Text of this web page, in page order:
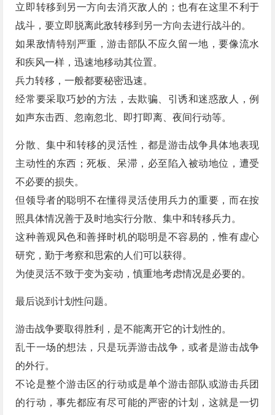
立即转移到另一方向去消灭敌人的；也有在这里不利于
战斗，要立即脱离此敌转移到另一方向去进行战斗的。
如果敌情特别严重，游击部队不应久留一地，要像流水
和疾风一样，迅速地移动其位置。
兵力转移，一般都要秘密迅速。
经常要采取巧妙的方法，去欺骗、引诱和迷惑敌人，例
如声东击西、忽南忽北、即打即离、夜间行动等。
分散、集中和转移的灵活性，都是游击战争具体地表现
主动性的东西；死板、呆滞，必至陷入被动地位，遭受
不必要的损失。
但领导者的聪明不在懂得灵活使用兵力的重要，而在按
照具体情况善于及时地实行分散、集中和转移兵力。
这种善观风色和善择时机的聪明是不容易的，惟有虚心
研究，勤于考察和思索的人们可以获得。
为使灵活不致于变为妄动，慎重地考虑情况是必要的。
最后说到计划性问题。
游击战争要取得胜利，是不能离开它的计划性的。
乱干一场的想法，只是玩弄游击战争，或者是游击战争
的外行。
不论是整个游击区的行动或是单个游击部队或游击兵团
的行动，事先都应有尽可能的严密的计划，这就是一切